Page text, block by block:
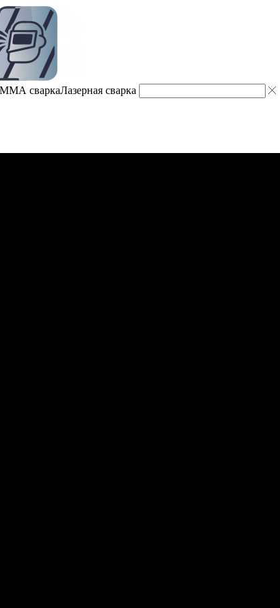
MMA сваркаЛазерная сварка